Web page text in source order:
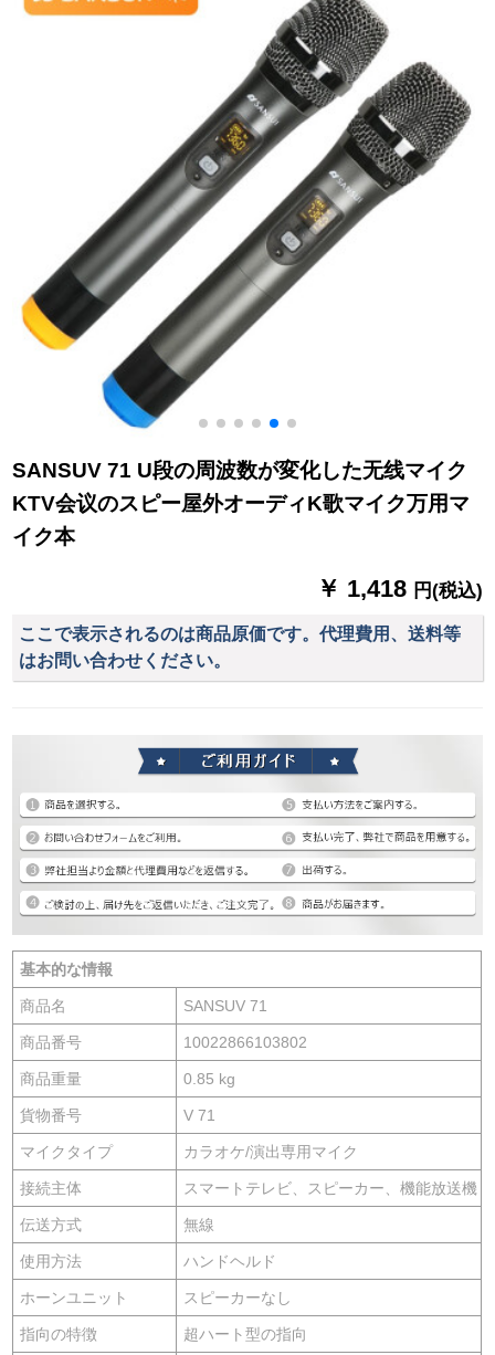
プターセパレート版
します。
SANSUV 71 U段の周波数が変化した无线マイク
KTV会议のスピー屋外オーディK歌マイク万用マ
イク本
￥ 1,418 円(税込)
ここで表示されるのは商品原価です。代理費用、送料等
はお問い合わせください。
基本的な情報
商品名 SANSUV 71
商品番号 10022866103802
商品重量 0.85 kg
貨物番号 V 71
マイクタイプ カラオケ/演出専用マイク
接続主体 スマートテレビ、スピーカー、機能放送機
伝送方式 無線
使用方法 ハンドヘルド
ホーンユニット スピーカーなし
指向の特徴 超ハート型の指向